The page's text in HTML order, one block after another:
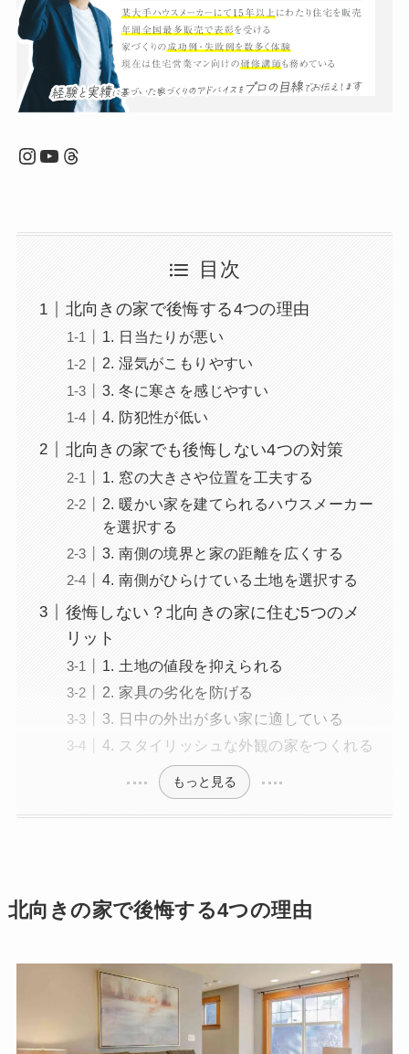
Instagram
YouTube
Threads
目次
北向きの家で後悔する4つの理由
1. 日当たりが悪い
2. 湿気がこもりやすい
3. 冬に寒さを感じやすい
4. 防犯性が低い
北向きの家でも後悔しない4つの対策
1. 窓の大きさや位置を工夫する
2. 暖かい家を建てられるハウスメーカー
を選択する
3. 南側の境界と家の距離を広くする
4. 南側がひらけている土地を選択する
後悔しない？北向きの家に住む5つのメ
リット
1. 土地の値段を抑えられる
2. 家具の劣化を防げる
3. 日中の外出が多い家に適している
4. スタイリッシュな外観の家をつくれる
もっと見る
北向きの家で後悔する4つの理由